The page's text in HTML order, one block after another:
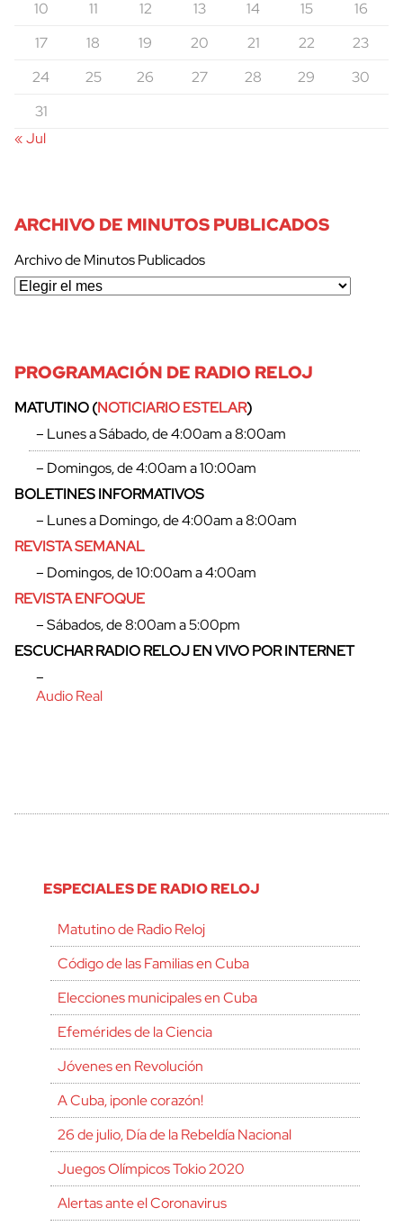
10 11 12 13 14 15
16
17
18 19 20 21 22
23
24
25 26 27 28 29
30
31
« Jul
ARCHIVO DE MINUTOS PUBLICADOS
Archivo de Minutos Publicados
PROGRAMACIÓN DE RADIO RELOJ
MATUTINO (NOTICIARIO ESTELAR)
– Lunes a Sábado, de 4:00am a 8:00am
– Domingos, de 4:00am a 10:00am
BOLETINES INFORMATIVOS
– Lunes a Domingo, de 4:00am a 8:00am
REVISTA SEMANAL
– Domingos, de 10:00am a 4:00am
REVISTA ENFOQUE
– Sábados, de 8:00am a 5:00pm
ESCUCHAR RADIO RELOJ EN VIVO POR INTERNET
–
Audio Real
ESPECIALES DE RADIO RELOJ
Matutino de Radio Reloj
Código de las Familias en Cuba
Elecciones municipales en Cuba
Efemérides de la Ciencia
Jóvenes en Revolución
A Cuba, ¡ponle corazón!
26 de julio, Día de la Rebeldía Nacional
Juegos Olímpicos Tokio 2020
Alertas ante el Coronavirus